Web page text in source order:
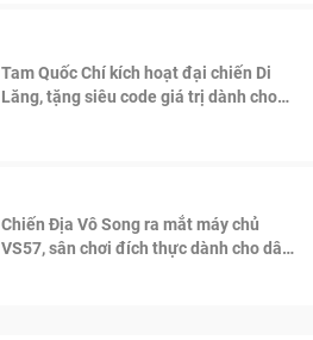
Tam Quốc Chí kích hoạt đại chiến Di
Lăng, tặng siêu code giá trị dành cho
Chiến Địa Vô Song ra mắt máy chủ
VS57, sân chơi đích thực dành cho dân